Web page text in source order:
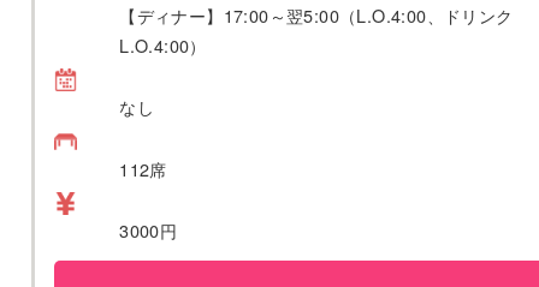
【ディナー】17:00～翌5:00（L.O.4:00、ドリンク
L.O.4:00）
なし
112席
3000円